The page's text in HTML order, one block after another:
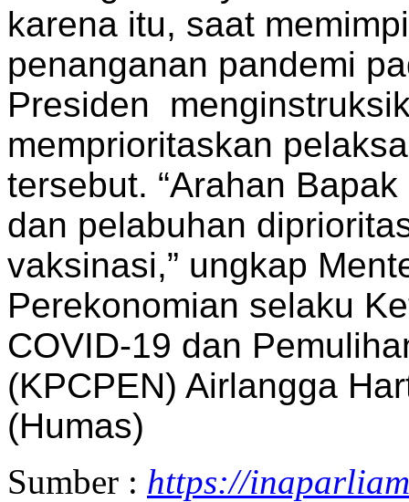
karena itu, saat
penanganan pandemi
Presiden
memprioritaskan
tersebut. “Arahan
dan pelabuhan
vaksinasi,” ungkap
Perekonomian selaku
COVID-19 dan
(KPCPEN) Airlangga
(Humas)
Sumber : https://